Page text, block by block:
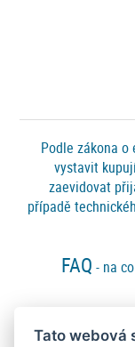
Podle zákona
vystavit
zaevidovat
případě
FAQ - na
Tato webová